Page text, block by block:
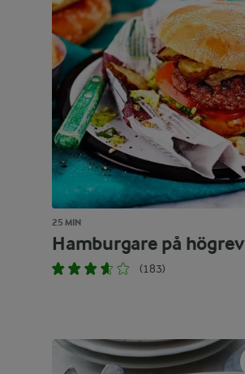
25 MIN
Hamburgare på högrev
(183)